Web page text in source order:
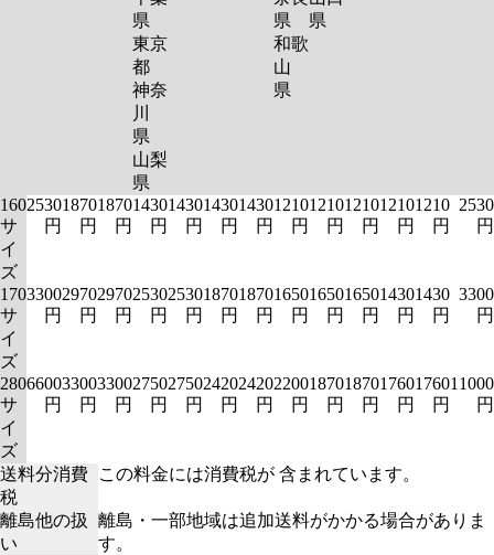
県
東京
都
神奈
川
県
山梨
県
県
和歌
山
県
県
160
サ
イ
ズ
2530
円
1870
円
1870
円
1430
円
1430
円
1430
円
1430
円
1210
円
1210
円
1210
円
1210
円
1210
円
2530
円
170
サ
イ
ズ
3300
円
2970
円
2970
円
2530
円
2530
円
1870
円
1870
円
1650
円
1650
円
1650
円
1430
円
1430
円
3300
円
280
サ
イ
ズ
6600
円
3300
円
3300
円
2750
円
2750
円
2420
円
2420
円
2200
円
1870
円
1870
円
1760
円
1760
円
11000
円
送料分消費
税
この料金には消費税が 含まれています。
離島他の扱
い
離島・一部地域は追加送料がかかる場合がありま
す。